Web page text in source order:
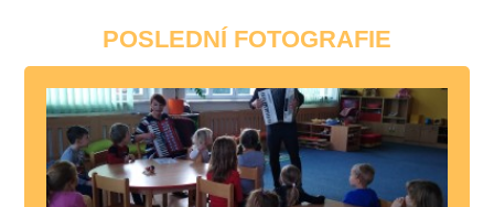
POSLEDNÍ FOTOGRAFIE